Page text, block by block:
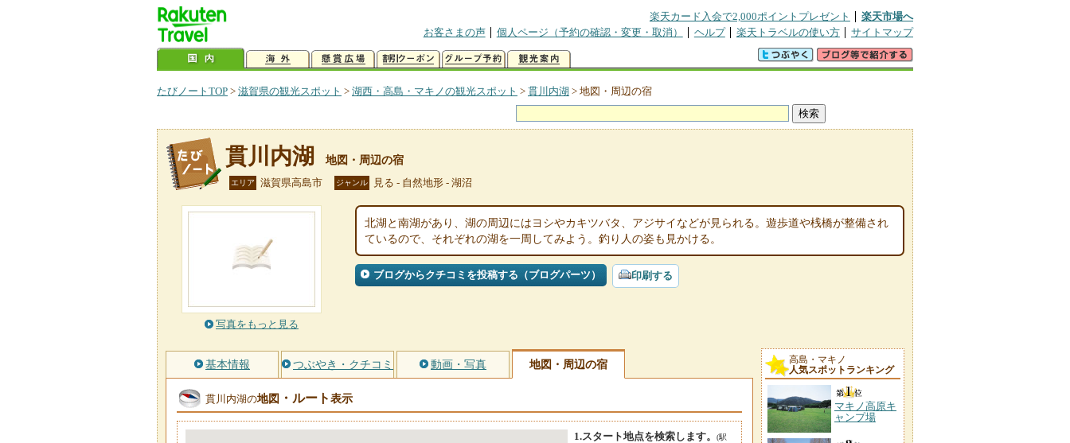
楽天カード入会で2,000ポイントプレゼント
楽天市場へ
お客さまの声
個人ページ（予約の確認・変更・取消） ヘルプ 楽天トラベルの使い方 サイトマップ
たびノートTOP > 滋賀県の観光スポット > 湖西・高島・マキノの観光スポット > 貫川内湖 > 地図・周辺の宿
貫川内湖 地図・周辺の宿
エリア 滋賀県高島市 ジャンル 見る - 自然地形 - 湖沼
写真をもっと見る
北湖と南湖があり、湖の周辺にはヨシやカキツバタ、アジサイなどが見られる。遊歩道や桟橋が整備され
ているので、それぞれの湖を一周してみよう。釣り人の姿も見かける。
ブログからクチコミを投稿する（ブログパーツ） 印刷する
基本情報 つぶやき・クチコミ 動画・写真 地図・周辺の宿
貫川内湖の地図 ・ルート表示
1.スタート地点を検索します。
(駅
高島・マキノ
人気スポットランキング
マキノ高原キ
ャンプ場